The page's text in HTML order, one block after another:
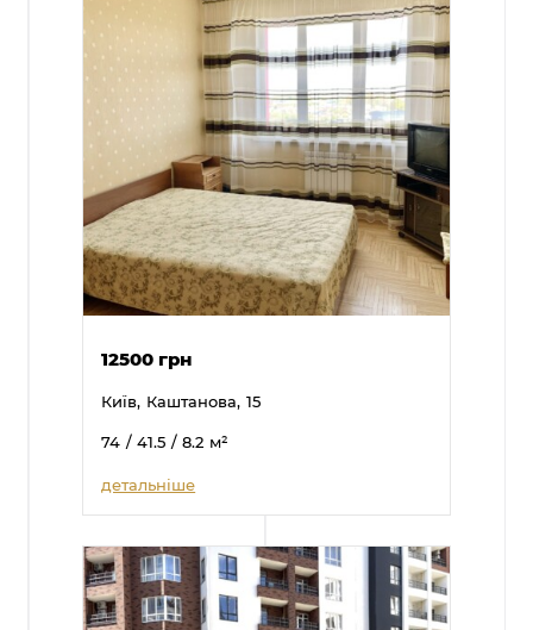
12500 грн
Київ, Каштанова, 15
74 / 41.5 / 8.2 м²
детальніше